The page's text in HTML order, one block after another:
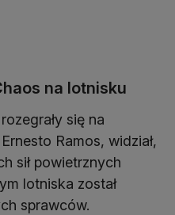
na lotnisku
się na
Ramos, widział,
sił powietrznych
lotniska został
sprawców.